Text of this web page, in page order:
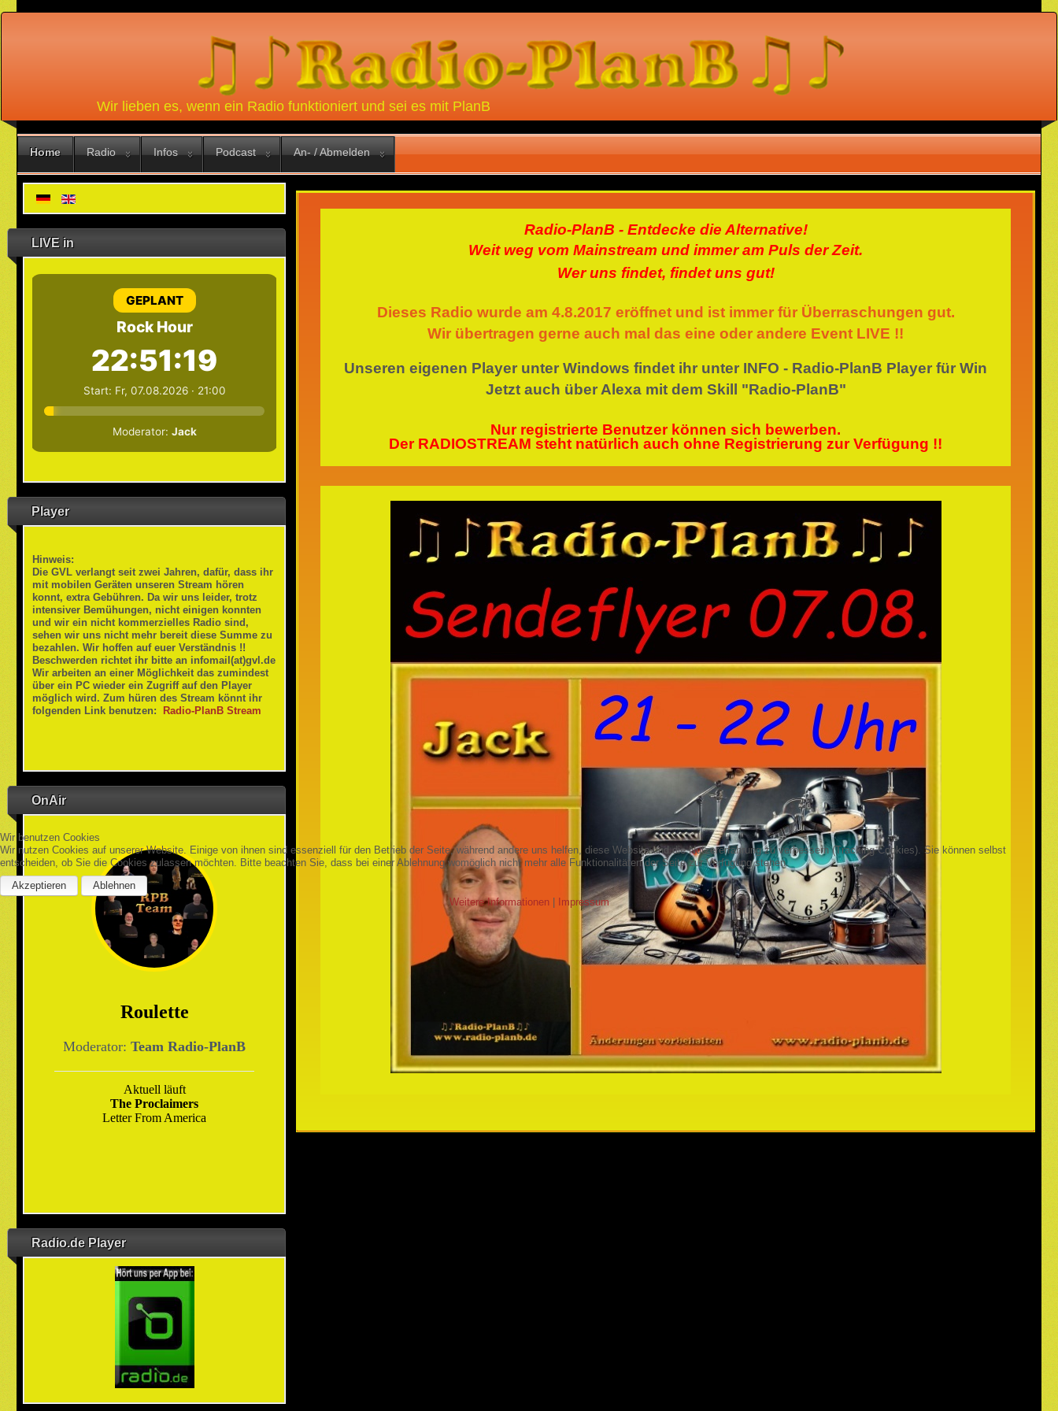
Wir lieben es, wenn ein Radio funktioniert und sei es mit PlanB
Home Radio Infos Podcast An- / Abmelden
LIVE in
Player
Hinweis:
Die GVL verlangt seit zwei Jahren, dafür, dass ihr
mit mobilen Geräten unseren Stream hören
konnt, extra Gebühren. Da wir uns leider, trotz
intensiver Bemühungen, nicht einigen konnten
und wir ein nicht kommerzielles Radio sind,
sehen wir uns nicht mehr bereit diese Summe zu
bezahlen. Wir hoffen auf euer Verständnis !!
Beschwerden richtet ihr bitte an infomail(at)gvl.de
Wir arbeiten an einer Möglichkeit das zumindest
über ein PC wieder ein Zugriff auf den Player
möglich wird. Zum hüren des Stream könnt ihr
folgenden Link benutzen:
Radio-PlanB Stream
OnAir
Radio.de Player
Radio-PlanB - Entdecke die Alternative!
Weit weg vom Mainstream und immer am Puls der Zeit.
Wer uns findet, findet uns gut!
Dieses Radio wurde am 4.8.2017 eröffnet und ist immer für Überraschungen gut.
Wir übertragen gerne auch mal das eine oder andere Event LIVE !!
Unseren eigenen Player unter Windows findet ihr unter INFO - Radio-PlanB Player für Win
Jetzt auch über Alexa mit dem Skill "Radio-PlanB"
Nur registrierte Benutzer können sich bewerben.
Der RADIOSTREAM steht natürlich auch ohne Registrierung zur Verfügung !!
Wir benutzen Cookies
Wir nutzen Cookies auf unserer Website. Einige von ihnen sind essenziell für den Betrieb der Seite, während andere uns helfen, diese Website und die Nutzererfahrung zu verbessern (Tracking Cookies). Sie können selbst
entscheiden, ob Sie die Cookies zulassen möchten. Bitte beachten Sie, dass bei einer Ablehnung womöglich nicht mehr alle Funktionalitäten der Seite zur Verfügung stehen.
Akzeptieren
Ablehnen
Weitere Informationen| Impressum